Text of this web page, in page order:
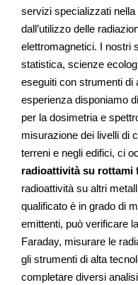
servizi specializzati
dall’utilizzo delle
elettromagnetici. I nostri
statistica, scienze
eseguiti con strumenti di
esperienza disponiamo
per la dosimetria e
misurazione dei livelli di
terreni e negli edifici, ci
radioattività su rottami
radioattività su altri
qualificato è in grado di
emittenti, può verificare
Faraday, misurare le
gli strumenti di alta
completare diversi